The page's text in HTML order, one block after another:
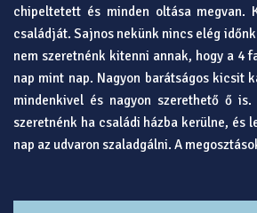
chipeltetett és minden oltása megvan.
családját. Sajnos nekünk nincs elég
nem szeretnénk kitenni annak, hogy a 4
nap mint nap. Nagyon barátságos kicsit
mindenkivel és nagyon szerethető ő
szeretnénk ha családi házba kerülne, és
nap az udvaron szaladgálni. A